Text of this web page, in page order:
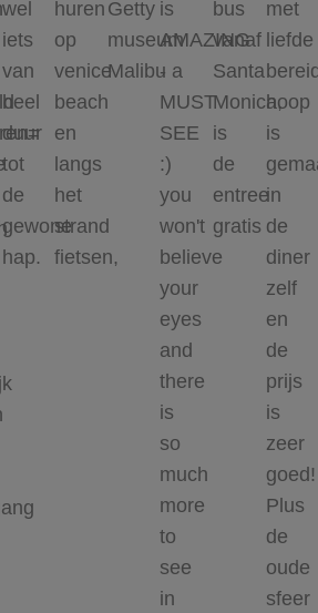
wel
iets
van
heel
duur
tot
de
gewone
hap.
huren
op
venice
beach
en
langs
het
strand
fietsen,
Getty
museum
Malibu
is
AMAZING
- a
MUST
SEE
:)
you
won't
believe
your
eyes
and
there
is
so
much
more
to
see
in
bus
vanaf
Santa
Monica,
is
de
entree
gratis
met
liefde
hoop
is
in
de
diner
zelf
en
de
prijs
is
zeer
goed!
Plus
de
oude
sfeer